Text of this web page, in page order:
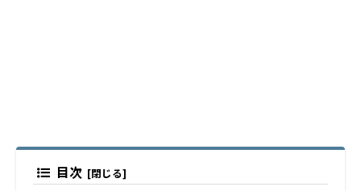
目次